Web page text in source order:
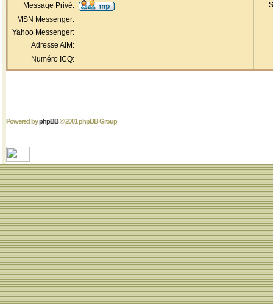
Message Privé:
MSN Messenger:
Yahoo Messenger:
Adresse AIM:
Numéro ICQ:
Powered byphpBB© 2001 phpBB Group